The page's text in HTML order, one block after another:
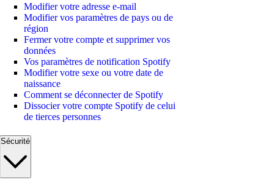
Modifier votre adresse e-mail
Modifier vos paramètres de pays ou de
région
Fermer votre compte et supprimer vos
données
Vos paramètres de notification Spotify
Modifier votre sexe ou votre date de
naissance
Comment se déconnecter de Spotify
Dissocier votre compte Spotify de celui
de tierces personnes
Sécurité